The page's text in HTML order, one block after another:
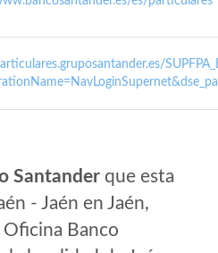
Santander que esta
- Jaén en Jaén,
Banco